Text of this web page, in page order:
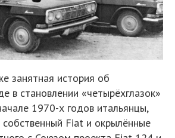
занятная история об
в становлении «четырёхглазок»
1970-х годов итальянцы,
Fiat и окрылённые